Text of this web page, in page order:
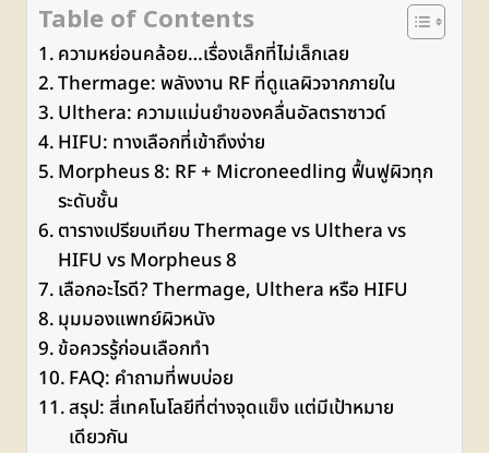
Table of Contents
ความหย่อนคล้อย…เรื่องเล็กที่ไม่เล็กเลย
Thermage: พลังงาน RF ที่ดูแลผิวจากภายใน
Ulthera: ความแม่นยำของคลื่นอัลตราซาวด์
HIFU: ทางเลือกที่เข้าถึงง่าย
Morpheus 8: RF + Microneedling ฟื้นฟูผิวทุก
ระดับชั้น
ตารางเปรียบเทียบ Thermage vs Ulthera vs
HIFU vs Morpheus 8
เลือกอะไรดี? Thermage, Ulthera หรือ HIFU
มุมมองแพทย์ผิวหนัง
ข้อควรรู้ก่อนเลือกทำ
FAQ: คำถามที่พบบ่อย
สรุป: สี่เทคโนโลยีที่ต่างจุดแข็ง แต่มีเป้าหมาย
เดียวกัน